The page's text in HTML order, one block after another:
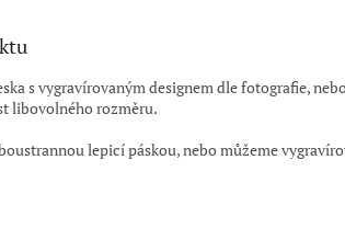
s vygravírovaným designem dle fotografie,
libovolného rozměru.
lepicí páskou, nebo můžeme